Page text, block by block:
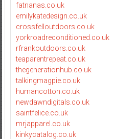
fatnanas.co.uk
emilykatedesign.co.uk
crossfelloutdoors.co.uk
yorkroadreconditioned.co.uk
rfrankoutdoors.co.uk
teaparentrepeat.co.uk
thegenerationhub.co.uk
talkingmagpie.co.uk
humancotton.co.uk
newdawndigitals.co.uk
saintfelice.co.uk
mrjapparel.co.uk
kinkycatalog.co.uk